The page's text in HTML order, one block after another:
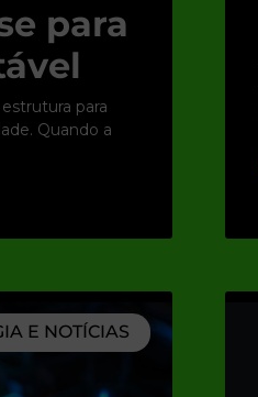
para
para
Quando a
E NOTÍCIAS